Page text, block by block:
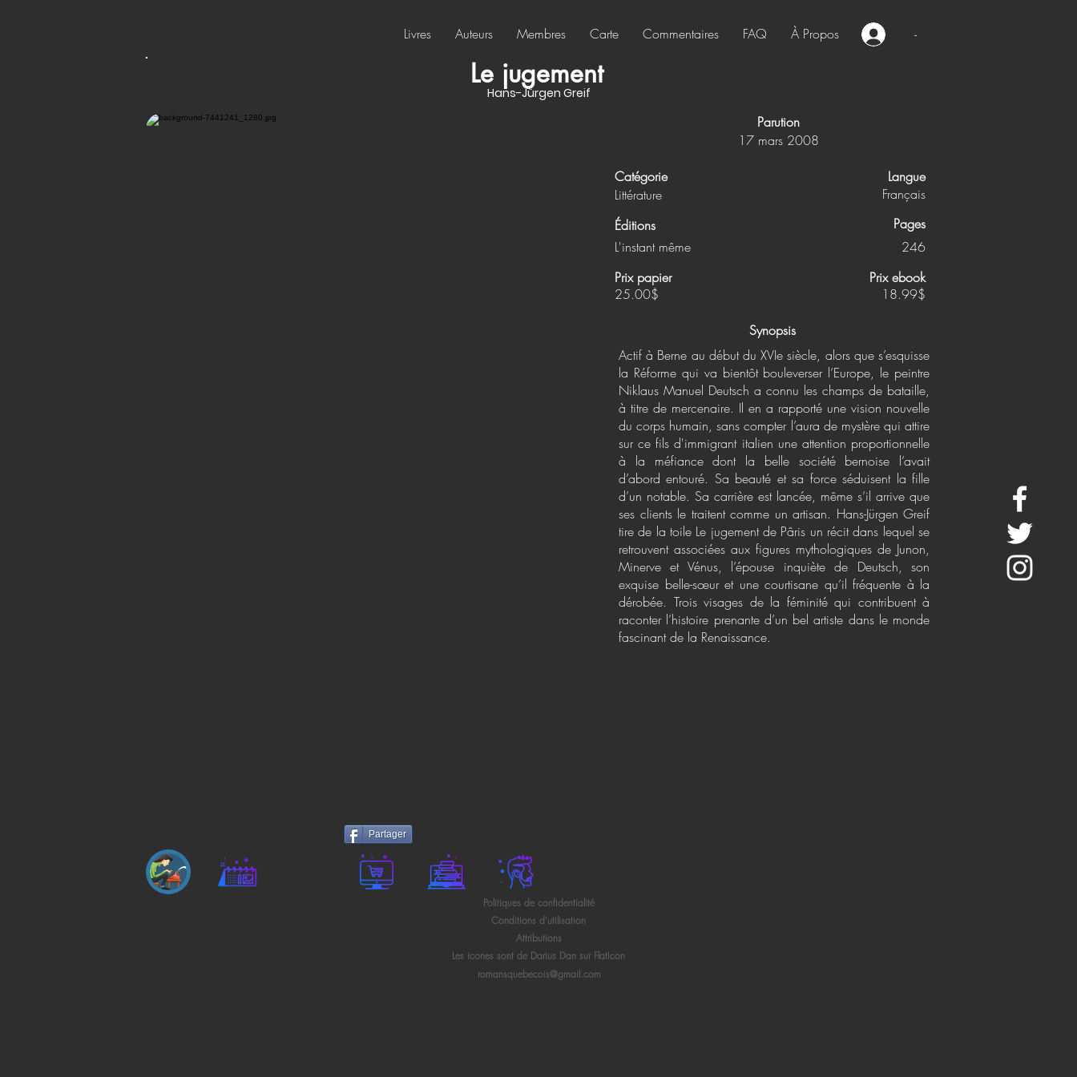
Livres Auteurs Membres Carte Commentaires FAQ À Propos -
Le jugement
Hans-Jürgen Greif
Partager
Parution
17 mars 2008
Catégorie
Littérature
Langue
Français
Éditions
Pages
L'instant même
246
Prix papier
25.00$
Prix ebook
18.99$
Synopsis
Actif à Berne au début du XVIe siècle, alors que s’esquisse
la Réforme qui va bientôt bouleverser l’Europe, le peintre
Niklaus Manuel Deutsch a connu les champs de bataille,
à titre de mercenaire. Il en a rapporté une vision nouvelle
du corps humain, sans compter l’aura de mystère qui attire
sur ce fils d'immigrant italien une attention proportionnelle
à la méfiance dont la belle société bernoise l’avait
d’abord entouré. Sa beauté et sa force séduisent la fille
d’un notable. Sa carrière est lancée, même s’il arrive que
ses clients le traitent comme un artisan. Hans-Jürgen Greif
tire de la toile Le jugement de Pâris un récit dans lequel se
retrouvent associées aux figures mythologiques de Junon,
Minerve et Vénus, l’épouse inquiète de Deutsch, son
exquise belle-sœur et une courtisane qu’il fréquente à la
dérobée. Trois visages de la féminité qui contribuent à
raconter l’histoire prenante d’un bel artiste dans le monde
fascinant de la Renaissance.
Politiques de confidentialité
Conditions d'utilisation
Attributions
Les icones sont de Darius Dan sur FlatIcon
romansquebecois@gmail.com